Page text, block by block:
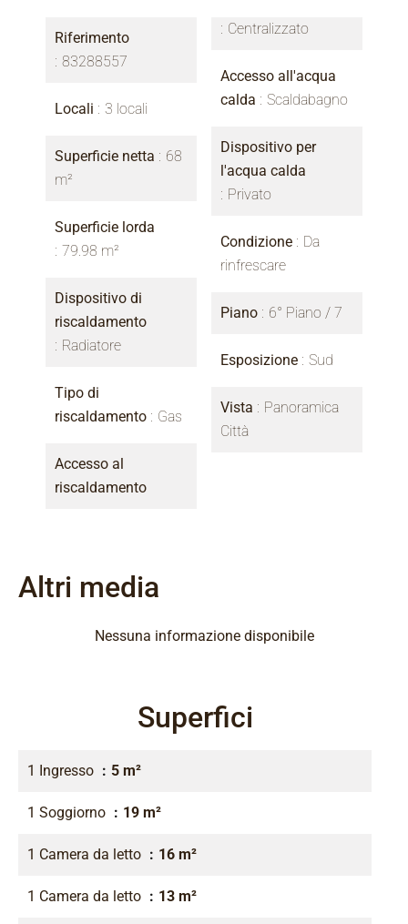
Riferimento
83288557
Locali 3 locali
Superficie netta
68
m²
Superficie lorda
79.98 m²
Dispositivo di
riscaldamento
Radiatore
Tipo di
riscaldamento
Gas
Accesso al
riscaldamento
Centralizzato
Accesso all'acqua
calda
Scaldabagno
Dispositivo per
l'acqua calda
Privato
Condizione
Da
rinfrescare
Piano 6° Piano / 7
Esposizione Sud
Vista
Panoramica
Città
Altri media
Nessuna informazione disponibile
Superfici
1 Ingresso 5 m²
1 Soggiorno 19 m²
1 Camera da letto 16 m²
1 Camera da letto 13 m²